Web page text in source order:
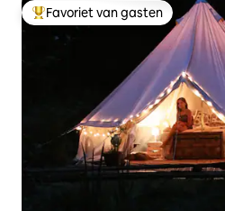
Topfavoriet van gasten
Favoriet van gasten